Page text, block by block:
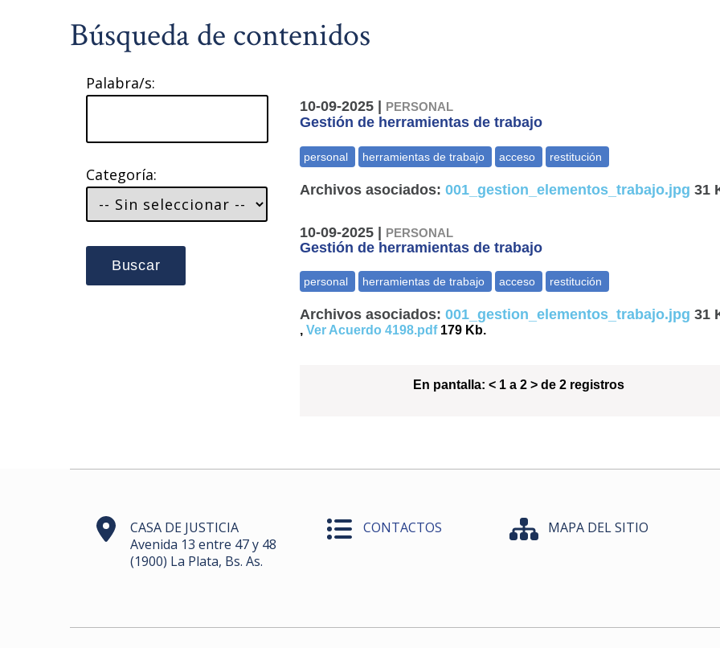
Búsqueda de contenidos
Palabra/s:
Categoría:
Buscar
10-09-2025 | PERSONAL
Gestión de herramientas de trabajo
Archivos asociados: 001_gestion_elementos_trabajo.jpg 31
10-09-2025 | PERSONAL
Gestión de herramientas de trabajo
Archivos asociados: 001_gestion_elementos_trabajo.jpg 31
, Ver Acuerdo 4198.pdf179 Kb.
En pantalla: < 1 a 2 > de 2 registros
CASA DE JUSTICIA
Avenida 13 entre 47 y 48
(1900) La Plata, Bs. As.
CONTACTOS MAPA DEL SITIO